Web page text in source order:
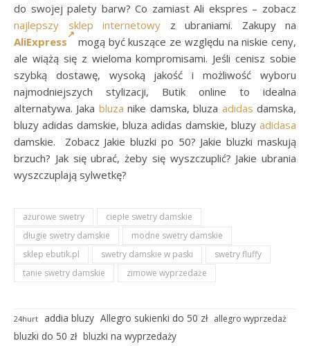
do swojej palety barw? Co zamiast Ali ekspres – zobacz
najlepszy sklep internetowy z ubraniami. Zakupy na
AliExpress
mogą być kuszące ze względu na niskie ceny,
ale wiążą się z wieloma kompromisami. Jeśli cenisz sobie
szybką dostawę, wysoką jakość i możliwość wyboru
najmodniejszych stylizacji, Butik online to idealna
alternatywa. Jaka bluza nike damska, bluza adidas damska,
bluzy adidas damskie, bluza adidas damskie, bluzy adidasa
damskie. Zobacz Jakie bluzki po 50? Jakie bluzki maskują
brzuch? Jak się ubrać, żeby się wyszczuplić? Jakie ubrania
wyszczuplają sylwetkę?
ażurowe swetry
ciepłe swetry damskie
długie swetry damskie
modne swetry damskie
sklep ebutik.pl
swetry damskie w paski
swetry fluffy
tanie swetry damskie
zimowe wyprzedaże
24hurt addia bluzy Allegro sukienki do 50 zł allegro wyprzedaż
bluzki do 50 zł bluzki na wyprzedaży